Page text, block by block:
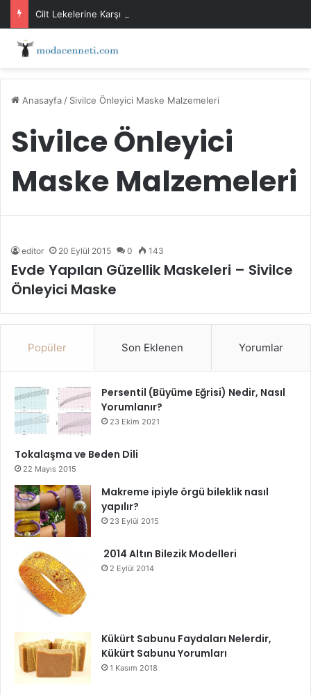
Cilt Lekelerine Karşı Evde Maske Önerileri
Anasayfa / Sivilce Önleyici Maske Malzemeleri
Sivilce Önleyici
Maske Malzemeleri
editor 20 Eylül 2015 0 143
Evde Yapılan Güzellik Maskeleri – Sivilce
Önleyici Maske
Popüler Son Eklenen Yorumlar
Persentil (Büyüme Eğrisi) Nedir, Nasıl
Yorumlanır?
23 Ekim 2021
Tokalaşma ve Beden Dili
22 Mayıs 2015
Makreme ipiyle örgü bileklik nasıl
yapılır?
23 Eylül 2015
2014 Altın Bilezik Modelleri
2 Eylül 2014
Kükürt Sabunu Faydaları Nelerdir,
Kükürt Sabunu Yorumları
1 Kasım 2018